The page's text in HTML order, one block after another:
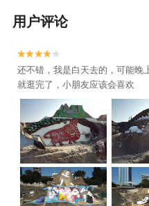
用户评论


还不错，我是白天去的，可能晚
就逛完了，小朋友应该会喜欢